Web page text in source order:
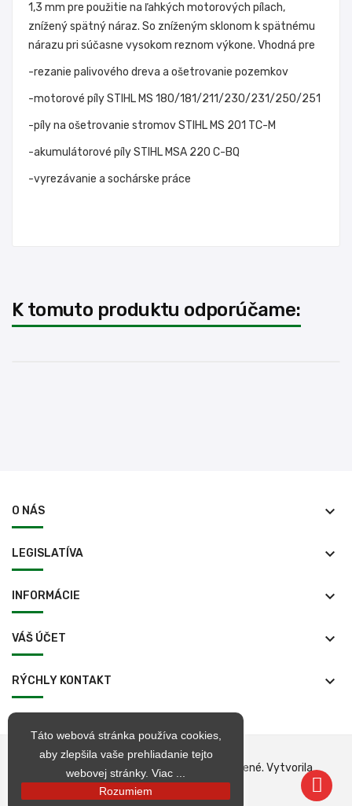
1,3 mm pre použitie na ľahkých motorových pílach,
znížený spätný náraz. So zníženým sklonom k spätnému
nárazu pri súčasne vysokom reznom výkone. Vhodná pre
-rezanie palivového dreva a ošetrovanie pozemkov
-motorové píly STIHL MS 180/181/211/230/231/250/251
-píly na ošetrovanie stromov STIHL MS 201 TC-M
-akumulátorové píly STIHL MSA 220 C-BQ
-vyrezávanie a sochárske práce
K tomuto produktu odporúčame:
O NÁS keyboard_arrow_down
LEGISLATÍVA keyboard_arrow_down
INFORMÁCIE keyboard_arrow_down
VÁŠ ÚČET keyboard_arrow_down
RÝCHLY KONTAKT keyboard_arrow_down
Táto webová stránka používa cookies,
aby zlepšila vaše prehliadanie tejto
webovej stránky. Viac ...
Rozumiem
© 1998 – 2026 jarkop.sk Všetky práva vyhradené. Vytvorila
Becrea